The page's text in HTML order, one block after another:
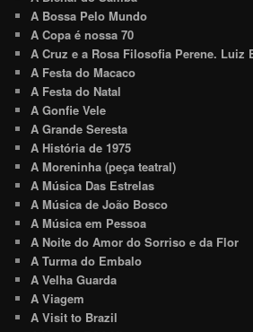
A Bossa Pelo Mundo
A Copa é nossa 70
A Cruz e a Rosa Filosofia Perene. Luiz
A Festa do Macaco
A Festa do Natal
A Gonfie Vele
A Grande Seresta
A História de 1975
A Moreninha (peça teatral)
A Música Das Estrelas
A Música de João Bosco
A Música em Pessoa
A Noite do Amor do Sorriso e da Flor
A Turma do Embalo
A Velha Guarda
A Viagem
A Visit to Brazil